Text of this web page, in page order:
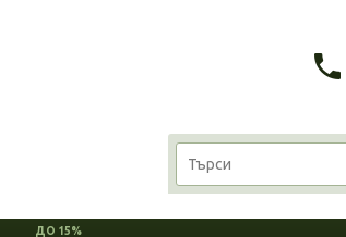
ДО 15%